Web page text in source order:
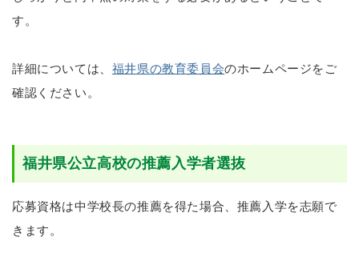
す。
詳細については、 福井県の教育委員会のホームページをご
確認ください。
福井県公立高校の推薦入学者選抜
応募資格は中学校長の推薦を得た場合、推薦入学を志願で
きます。